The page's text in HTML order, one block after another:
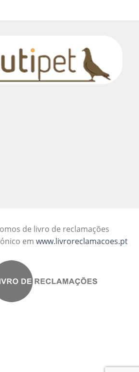
de livro de reclamações
em www.livroreclamacoes.pt